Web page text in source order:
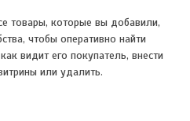
товары, которые вы добавили,
чтобы оперативно найти
видит его покупатель, внести
или удалить.